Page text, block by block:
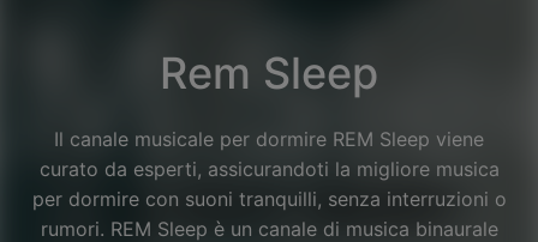
Rem Sleep
Il canale musicale per dormire REM Sleep viene
curato da esperti, assicurandoti la migliore musica
per dormire con suoni tranquilli, senza interruzioni o
rumori. REM Sleep è un canale di musica binaurale